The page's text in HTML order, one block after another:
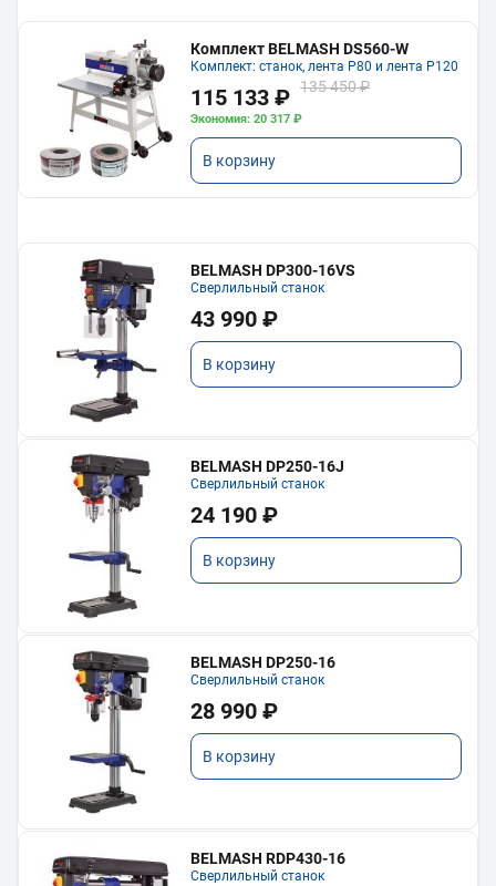
Комплект BELMASH DS560-W
Комплект: станок, лента P80 и лента P120
115 133 ₽ 135 450 ₽
Экономия: 20 317 ₽
В корзину
BELMASH DP300-16VS
Сверлильный станок
43 990 ₽
В корзину
BELMASH DP250-16J
Сверлильный станок
24 190 ₽
В корзину
BELMASH DP250-16
Сверлильный станок
28 990 ₽
В корзину
BELMASH RDP430-16
Сверлильный станок